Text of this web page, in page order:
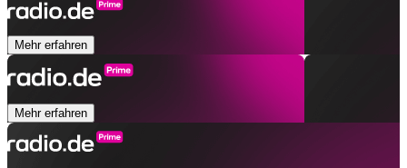
Mehr erfahren
Mehr erfahren